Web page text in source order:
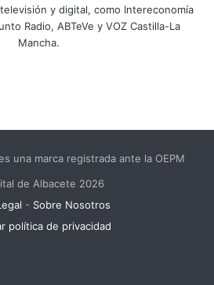
y digital, como Intereconomía
Radio, ABTeVe y VOZ Castilla-La
Mancha.
una marca registrada ante la OEPM
de Albacete 2026
- Sobre Nosotros
política de privacidad